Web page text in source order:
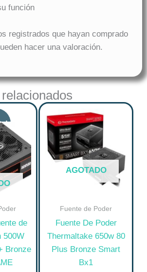
función
registrados que hayan comprado
hacer una valoración.
de
500W
Bronze
Current
price
is:
$ 222.495.
AGOTADO
Fuente de Poder
Fuente De Poder
Thermaltake 650w 80
Plus Bronze Smart
Bx1